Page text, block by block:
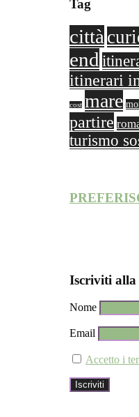
Tag
città
end
itinerari
cost mare
partire
turismo
Iscriviti alla
Nome
Email
Accetto i